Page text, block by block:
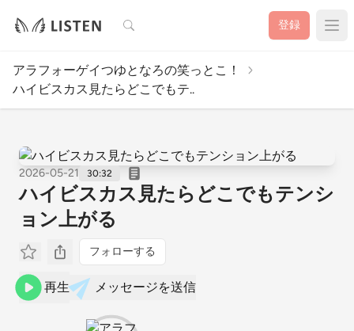
検索 登録
アラフォーゲイつゆとなろの笑っとこ！
ハイビスカス見たらどこでもテ..
2026-05-21 30:32
ハイビスカス見たらどこでもテンシ
ョン上がる
フォローする
再生 メッセージを送信